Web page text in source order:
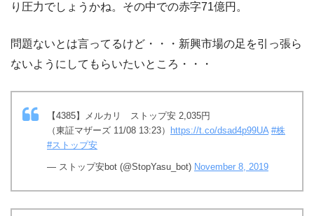
り圧力でしょうかね。その中での赤字71億円。
問題ないとは言ってるけど・・・新興市場の足を引っ張ら
ないようにしてもらいたいところ・・・
【4385】メルカリ ストップ安 2,035円
（東証マザーズ 11/08 13:23）
https://t.co/dsad4p99UA #株
#ストップ安
— ストップ安bot (@StopYasu_bot) November 8, 2019